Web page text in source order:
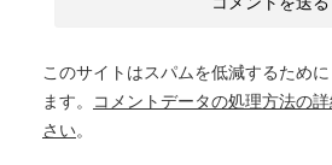
このサイトはスパムを低減するため
ます。
コメントデータの処理方法の
さい。